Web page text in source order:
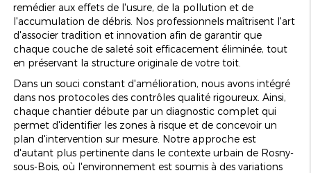
remédier aux effets de l'usure, de la pollution et de
l'accumulation de débris. Nos professionnels maîtrisent l'art
d'associer tradition et innovation afin de garantir que
chaque couche de saleté soit efficacement éliminée, tout
en préservant la structure originale de votre toit.
Dans un souci constant d'amélioration, nous avons intégré
dans nos protocoles des contrôles qualité rigoureux. Ainsi,
chaque chantier débute par un diagnostic complet qui
permet d'identifier les zones à risque et de concevoir un
plan d'intervention sur mesure. Notre approche est
d'autant plus pertinente dans le contexte urbain de Rosny-
sous-Bois, où l'environnement est soumis à des variations